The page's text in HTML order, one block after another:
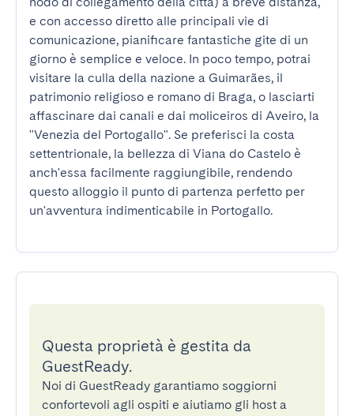
e con accesso diretto alle principali vie di
comunicazione, pianificare fantastiche gite di un
giorno è semplice e veloce. In poco tempo, potrai
visitare la culla della nazione a Guimarães, il
patrimonio religioso e romano di Braga, o lasciarti
affascinare dai canali e dai moliceiros di Aveiro, la
"Venezia del Portogallo". Se preferisci la costa
settentrionale, la bellezza di Viana do Castelo è
anch'essa facilmente raggiungibile, rendendo
questo alloggio il punto di partenza perfetto per
un'avventura indimenticabile in Portogallo.
Questa proprietà è gestita da
GuestReady.
Noi di GuestReady garantiamo soggiorni
confortevoli agli ospiti e aiutiamo gli host a